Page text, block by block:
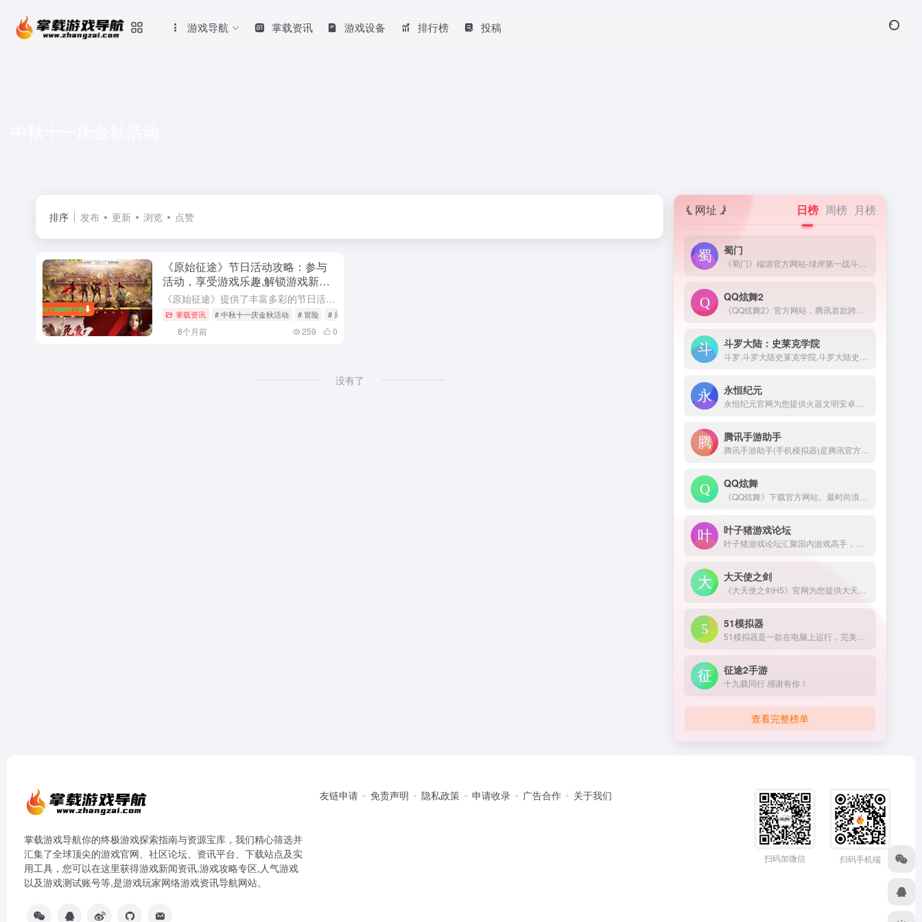
游戏导航 掌载资讯 游戏设备 排行榜 投稿
排序 发布 更新 浏览 点赞
《原始征途》节日活动攻略：参与
活动，享受游戏乐趣,解锁游戏新乐
趣
《原始征途》提供了丰富多彩的节日活动，让玩家在享受游戏乐趣的同时，还能获得丰厚的奖励。以下是几个主要的节日活动攻略： 1. 龙窝抓龙活动： 每日有固定的抓龙时间，分别是10:00 10:20、14:0...
掌载资讯 # 中秋十一庆金秋活动 # 冒险 # 周年庆典
8个月前 259 0
没有了
网址 日榜 周榜 月榜
蜀门
QQ炫舞2
斗罗大陆：史莱克学院
永恒纪元
腾讯手游助手
QQ炫舞
叶子猪游戏论坛
大天使之剑
51模拟器
征途2手游
十九载同行 感谢有你！
查看完整榜单
掌载游戏导航你的终极游戏探索指南与资源宝库，我们精心筛选并
汇集了全球顶尖的游戏官网、社区论坛、资讯平台、下载站点及实
用工具，您可以在这里获得游戏新闻资讯,游戏攻略专区,人气游戏
以及游戏测试账号等,是游戏玩家网络游戏资讯导航网站。
友链申请 免责声明 隐私政策 申请收录 广告合作 关于我们
扫码加微信 扫码手机端